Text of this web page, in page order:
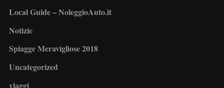
Local Guide – NoleggioAuto.it
Notizie
Spiagge Meravigliose 2018
Uncategorized
viaggi